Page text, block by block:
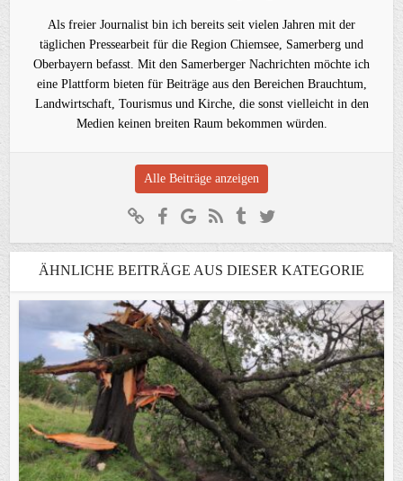
Als freier Journalist bin ich bereits seit vielen Jahren mit der
täglichen Pressearbeit für die Region Chiemsee, Samerberg und
Oberbayern befasst. Mit den Samerberger Nachrichten möchte ich
eine Plattform bieten für Beiträge aus den Bereichen Brauchtum,
Landwirtschaft, Tourismus und Kirche, die sonst vielleicht in den
Medien keinen breiten Raum bekommen würden.
Alle Beiträge anzeigen
ÄHNLICHE BEITRÄGE AUS DIESER KATEGORIE